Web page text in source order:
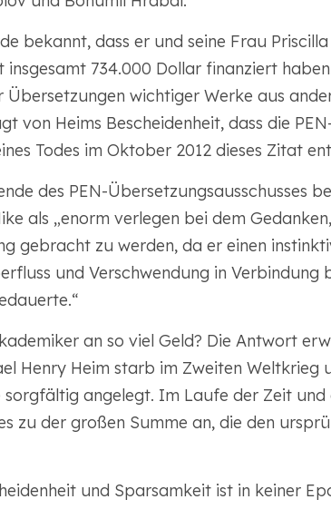
bekannt, dass er und seine Frau
insgesamt 734.000 Dollar finanziert
Übersetzungen wichtiger Werke aus
von Heims Bescheidenheit, dass die
Todes im Oktober 2012 dieses Zitat
des PEN-Übersetzungsausschusses
als „enorm verlegen bei dem
gebracht zu werden, da er einen
und Verschwendung in Verbindung
an so viel Geld? Die Antwort
Henry Heim starb im Zweiten Weltkrieg
angelegt. Im Laufe der Zeit und
zu der großen Summe an, die den
und Sparsamkeit ist in keiner